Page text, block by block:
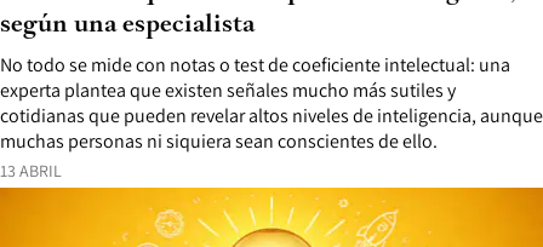
13 ABRIL
No todo se mide con notas o test de coeficiente intelectual: una
experta plantea que existen señales mucho más sutiles y
cotidianas que pueden revelar altos niveles de inteligencia, aunque
muchas personas ni siquiera sean conscientes de ello.
según una especialista